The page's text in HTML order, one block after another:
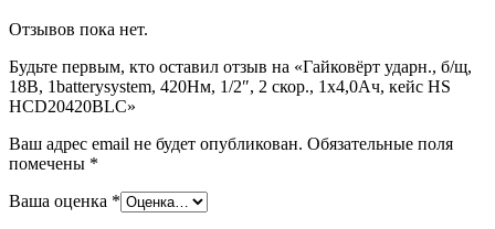
Отзывов пока нет.
Будьте первым, кто оставил отзыв на «Гайковёрт ударн., б/щ,
18В, 1batterysystem, 420Нм, 1/2″, 2 скор., 1х4,0Ач, кейс HS
HCD20420BLC»
Ваш адрес email не будет опубликован. Обязательные поля
помечены *
Ваша оценка *